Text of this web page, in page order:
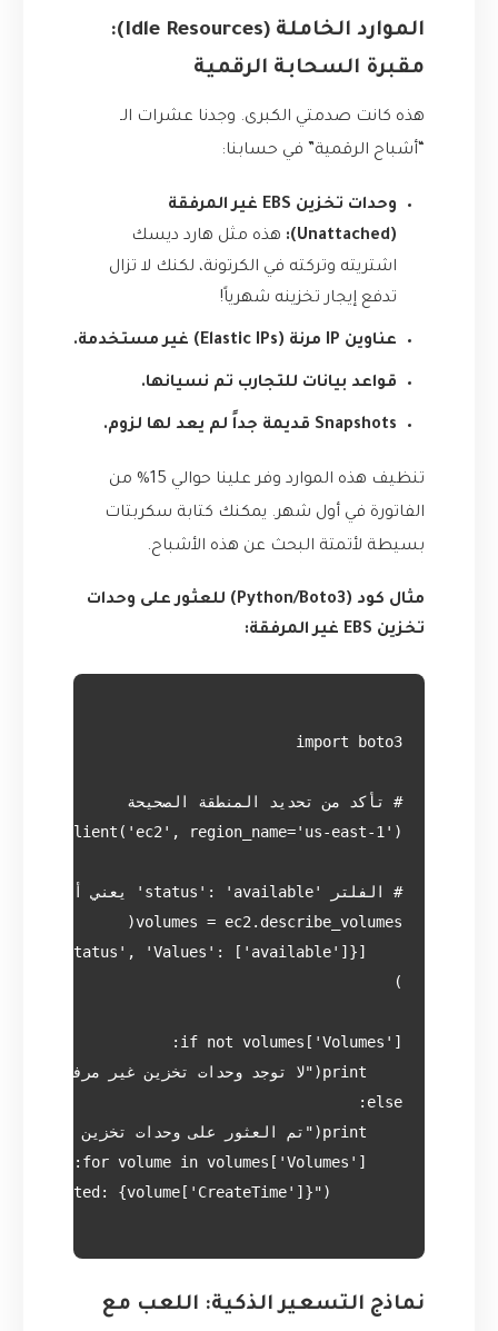
الموارد الخاملة (Idle Resources):
مقبرة السحابة الرقمية
هذه كانت صدمتي الكبرى. وجدنا عشرات الـ
“أشباح الرقمية” في حسابنا:
وحدات تخزين EBS غير المرفقة
(Unattached):
هذه مثل هارد ديسك
اشتريته وتركته في الكرتونة، لكنك لا تزال
تدفع إيجار تخزينه شهرياً!
عناوين IP مرنة (Elastic IPs) غير مستخدمة.
قواعد بيانات للتجارب تم نسيانها.
Snapshots قديمة جداً لم يعد لها لزوم.
تنظيف هذه الموارد وفر علينا حوالي 15% من
الفاتورة في أول شهر. يمكنك كتابة سكربتات
بسيطة لأتمتة البحث عن هذه الأشباح.
مثال كود (Python/Boto3) للعثور على وحدات
تخزين EBS غير المرفقة:
نماذج التسعير الذكية: اللعب مع